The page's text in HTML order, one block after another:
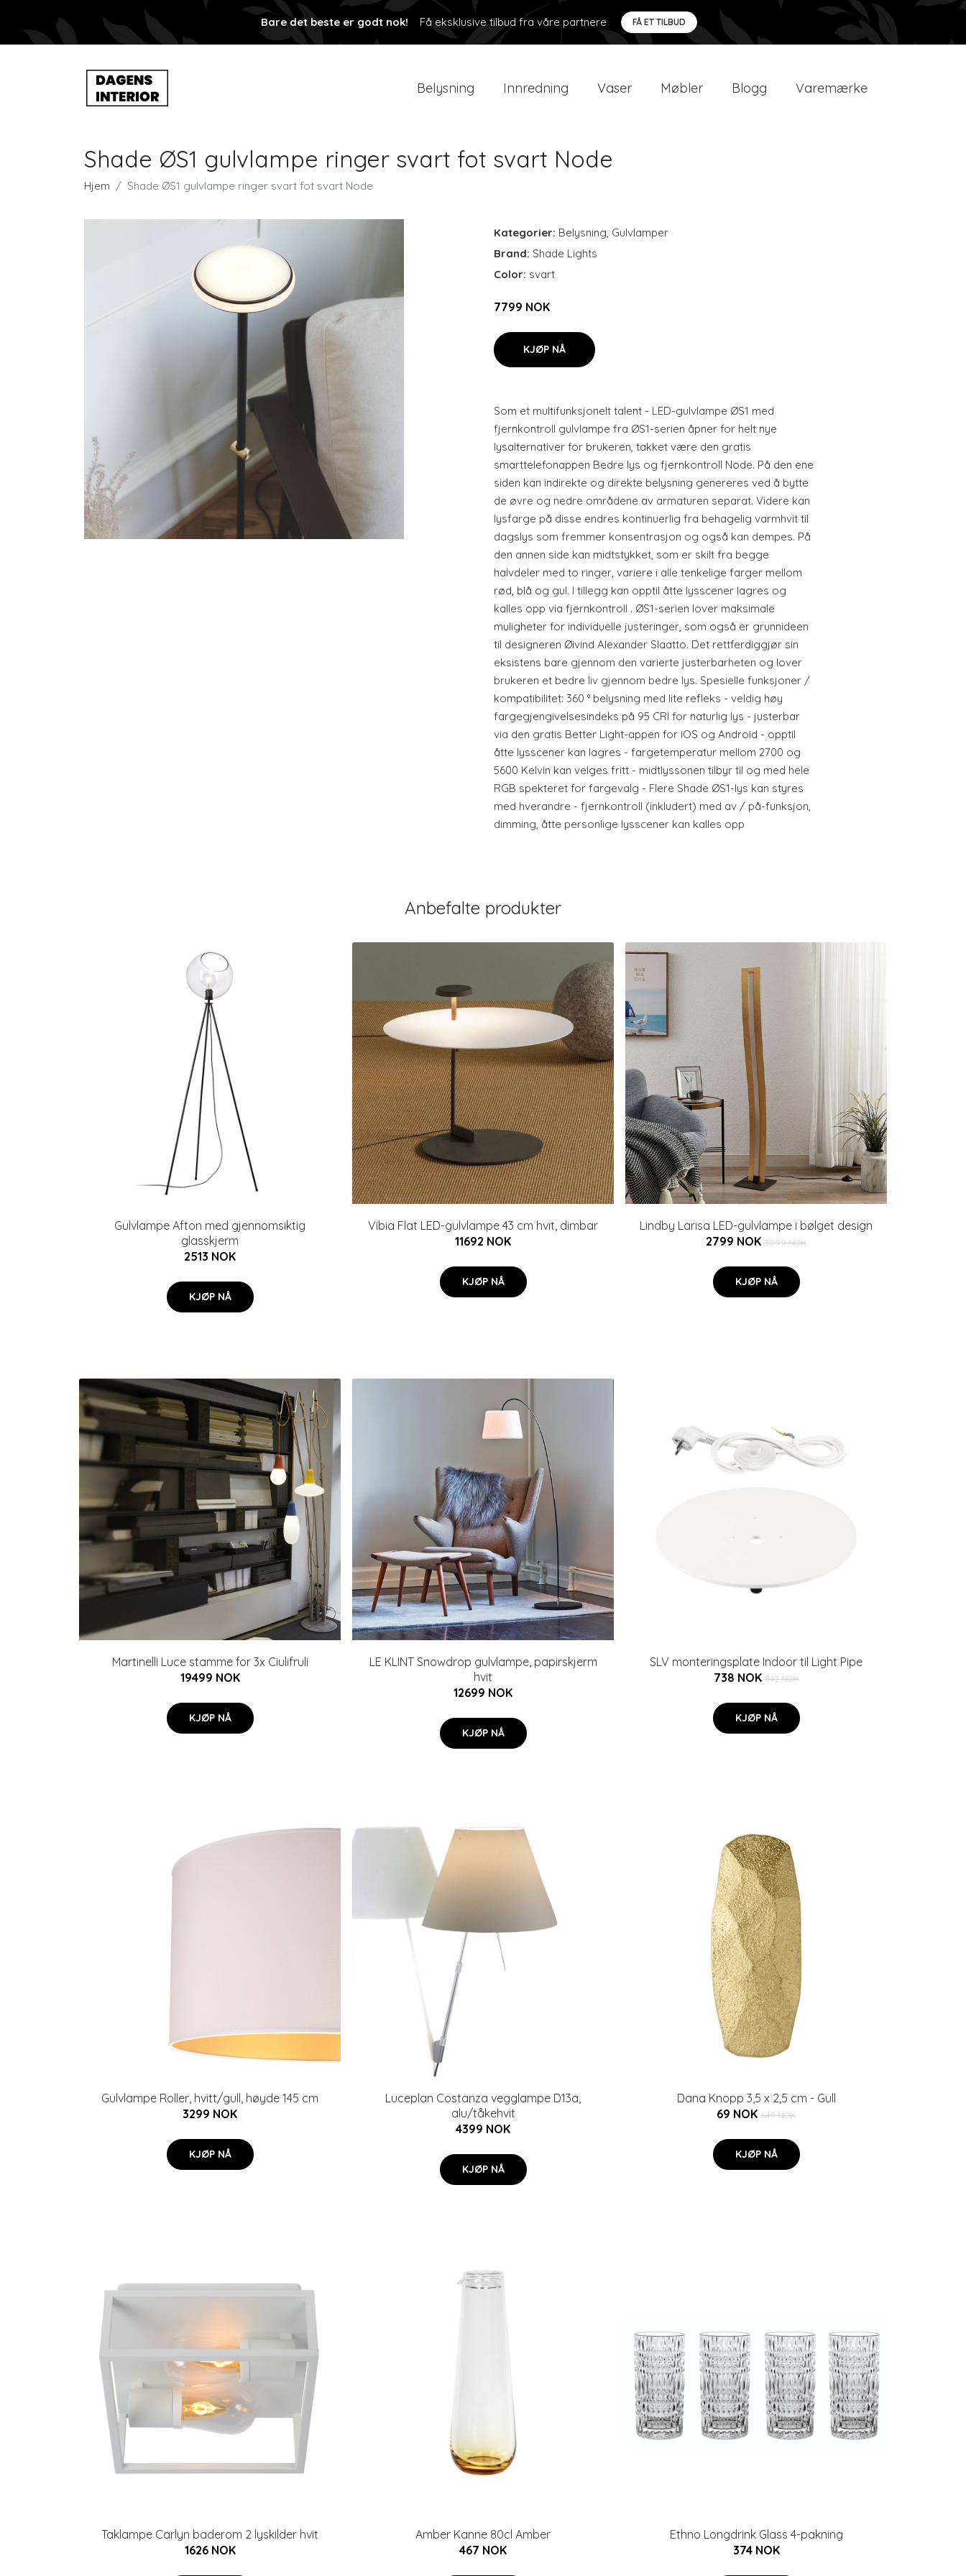
Bare det beste er godt nok! Få eksklusive tilbud fra våre partnere FÅ ET TILBUD
Belysning Innredning Vaser Møbler Blogg Varemærke
Shade ØS1 gulvlampe ringer svart fot svart Node
Hjem Shade ØS1 gulvlampe ringer svart fot svart Node
Kategorier: Belysning, Gulvlamper
Brand: Shade Lights
Color: svart
7799 NOK
KJØP NÅ
Som et multifunksjonelt talent - LED-gulvlampe ØS1 med
fjernkontroll gulvlampe fra ØS1-serien åpner for helt nye
lysalternativer for brukeren, takket være den gratis
smarttelefonappen Bedre lys og fjernkontroll Node. På den ene
siden kan indirekte og direkte belysning genereres ved å bytte
de øvre og nedre områdene av armaturen separat. Videre kan
lysfarge på disse endres kontinuerlig fra behagelig varmhvit til
dagslys som fremmer konsentrasjon og også kan dempes. På
den annen side kan midtstykket, som er skilt fra begge
halvdeler med to ringer, variere i alle tenkelige farger mellom
rød, blå og gul. I tillegg kan opptil åtte lysscener lagres og
kalles opp via fjernkontroll . ØS1-serien lover maksimale
muligheter for individuelle justeringer, som også er grunnideen
til designeren Øivind Alexander Slaatto. Det rettferdiggjør sin
eksistens bare gjennom den varierte justerbarheten og lover
brukeren et bedre liv gjennom bedre lys. Spesielle funksjoner /
kompatibilitet: 360 ° belysning med lite refleks - veldig høy
fargegjengivelsesindeks på 95 CRI for naturlig lys - justerbar
via den gratis Better Light-appen for iOS og Android - opptil
åtte lysscener kan lagres - fargetemperatur mellom 2700 og
5600 Kelvin kan velges fritt - midtlyssonen tilbyr til og med hele
RGB spekteret for fargevalg - Flere Shade ØS1-lys kan styres
med hverandre - fjernkontroll (inkludert) med av / på-funksjon,
dimming, åtte personlige lysscener kan kalles opp
Anbefalte produkter
Gulvlampe Afton med gjennomsiktig
glasskjerm
2513 NOK
KJØP NÅ
Vibia Flat LED-gulvlampe 43 cm hvit, dimbar
11692 NOK
KJØP NÅ
Lindby Larisa LED-gulvlampe i bølget design
2799 NOK 3099 NOK
KJØP NÅ
Martinelli Luce stamme for 3x Ciulifruli
19499 NOK
KJØP NÅ
LE KLINT Snowdrop gulvlampe, papirskjerm
hvit
12699 NOK
KJØP NÅ
SLV monteringsplate Indoor til Light Pipe
738 NOK 842 NOK
KJØP NÅ
Gulvlampe Roller, hvitt/gull, høyde 145 cm
3299 NOK
KJØP NÅ
Luceplan Costanza vegglampe D13a,
alu/tåkehvit
4399 NOK
KJØP NÅ
Dana Knopp 3,5 x 2,5 cm - Gull
69 NOK 649 NOK
KJØP NÅ
Taklampe Carlyn baderom 2 lyskilder hvit
1626 NOK
Amber Kanne 80cl Amber
467 NOK
Ethno Longdrink Glass 4-pakning
374 NOK